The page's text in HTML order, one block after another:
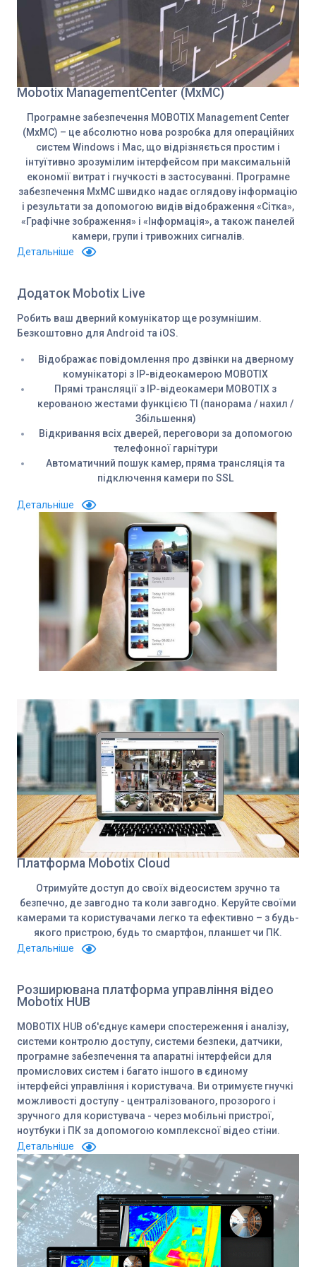
Mobotix ManagementCenter (MxMC)
Програмне забезпечення MOBOTIX Management Center
(MxMC) – це абсолютно нова розробка для операційних
систем Windows і Mac, що відрізняється простим і
інтуїтивно зрозумілим інтерфейсом при максимальній
економії витрат і гнучкості в застосуванні. Програмне
забезпечення MxMC швидко надає оглядову інформацію
і результати за допомогою видів відображення «Сітка»,
«Графічне зображення» і «Інформація», а також панелей
камери, групи і тривожних сигналів.
Детальніше
Додаток Mobotix Live
Робить ваш дверний комунікатор ще розумнішим.
Безкоштовно для Android та iOS.
Відображає повідомлення про дзвінки на дверному
комунікаторі з IP-відеокамерою MOBOTIX
Прямі трансляції з IP-відеокамери MOBOTIX з
керованою жестами функцією TI (панорама / нахил /
Збільшення)
Відкривання всіх дверей, переговори за допомогою
телефонної гарнітури
Автоматичний пошук камер, пряма трансляція та
підключення камери по SSL
Детальніше
Платформа Mobotix Cloud
Отримуйте доступ до своїх відеосистем зручно та
безпечно, де завгодно та коли завгодно. Керуйте своїми
камерами та користувачами легко та ефективно – з будь-
якого пристрою, будь то смартфон, планшет чи ПК.
Детальніше
Розширювана платформа управління відео
Mobotix HUB
MOBOTIX HUB об'єднує камери спостереження і аналізу,
системи контролю доступу, системи безпеки, датчики,
програмне забезпечення та апаратні інтерфейси для
промислових систем і багато іншого в єдиному
інтерфейсі управління і користувача. Ви отримуєте гнучкі
можливості доступу - централізованого, прозорого і
зручного для користувача - через мобільні пристрої,
ноутбуки і ПК за допомогою комплексної відео стіни.
Детальніше